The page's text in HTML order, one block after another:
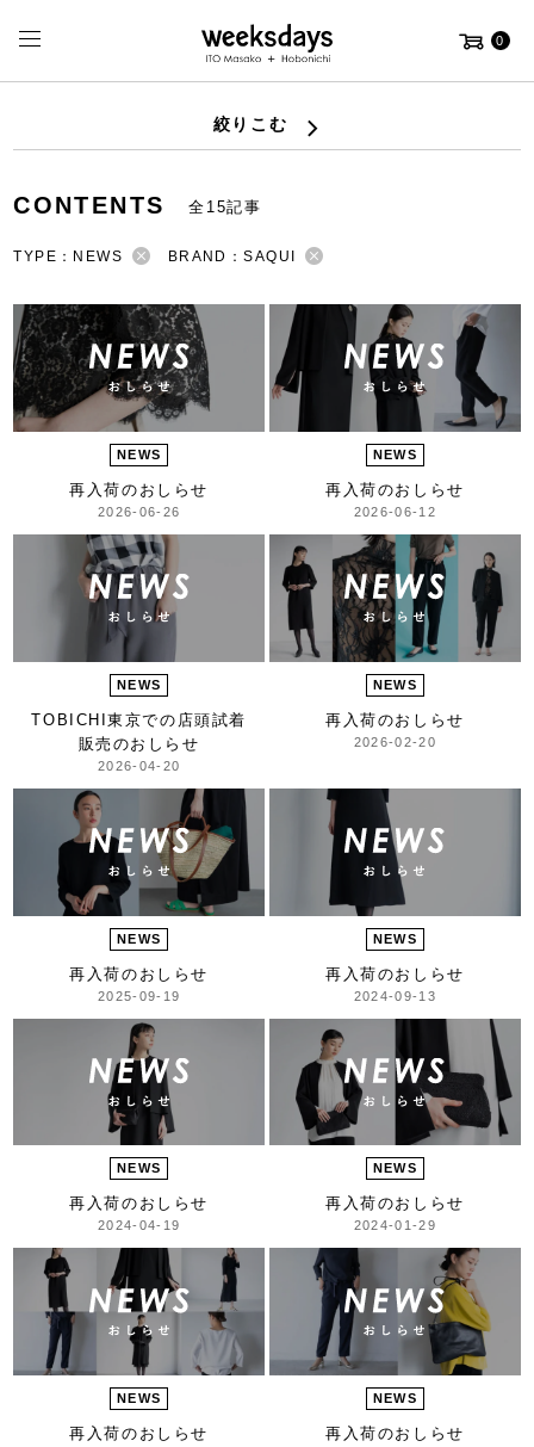
0
絞りこむ
CONTENTS 全15記事
TYPE：NEWS BRAND：SAQUI
NEWS
再入荷のおしらせ
2026-06-26
NEWS
再入荷のおしらせ
2026-06-12
NEWS
TOBICHI東京での 店頭試着
販売のおしらせ
2026-04-20
NEWS
再入荷のおしらせ
2026-02-20
NEWS
再入荷のおしらせ
2025-09-19
NEWS
再入荷のおしらせ
2024-09-13
NEWS
再入荷のおしらせ
2024-04-19
NEWS
再入荷のおしらせ
2024-01-29
NEWS
再入荷のおしらせ
NEWS
再入荷のおしらせ